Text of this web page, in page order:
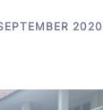
2020